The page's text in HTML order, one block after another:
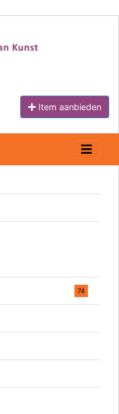
Item aanbieden
74